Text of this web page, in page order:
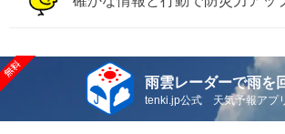
雨雲レーダーで雨を
tenki.jp公式 天気予報アプ